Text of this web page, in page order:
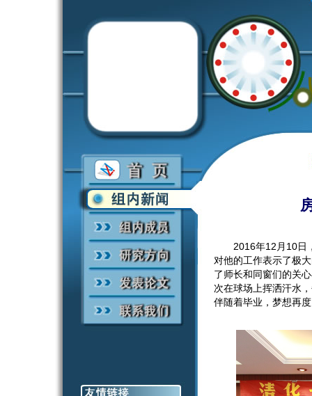
2016年12月10日，
对他的工作表示了极
了师长和同窗们的关
次在球场上挥洒汗水
伴随着毕业，梦想再